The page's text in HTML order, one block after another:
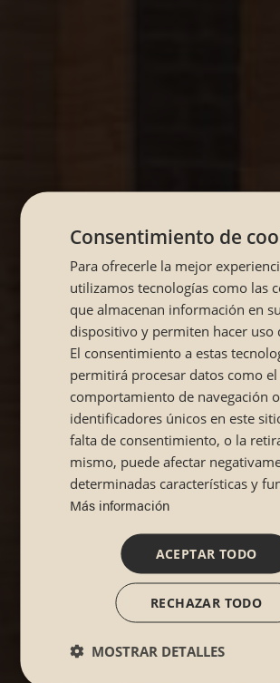
Consentimiento de
Para ofrecerle la mejor
utilizamos tecnologías como las
que almacenan información en su
dispositivo y permiten hacer uso
El consentimiento a estas
permitirá procesar datos como el
comportamiento de navegación o
identificadores únicos en este
falta de consentimiento, o la
mismo, puede afectar
determinadas características y
Más información
ACEPTAR TODO
RECHAZAR TODO
MOSTRAR DETALLES